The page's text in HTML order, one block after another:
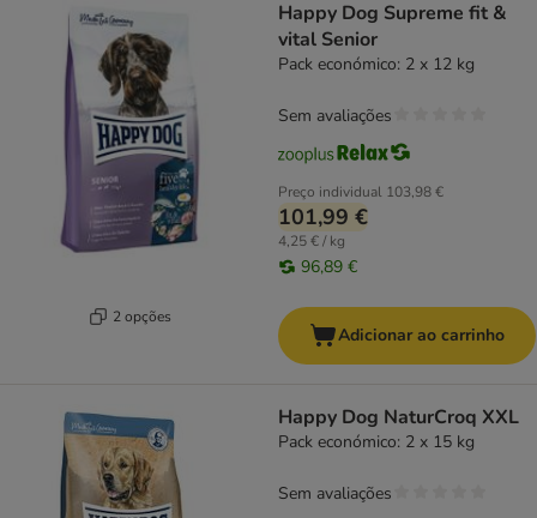
2 opções
Happy Dog Supreme fit &
vital Senior
Pack económico: 2 x 12 kg
Preço individual 103,98 €
101,99 €
4,25 € / kg
96,89 €
Sem avaliações
Adicionar ao carrinho
Happy Dog NaturCroq XXL
Pack económico: 2 x 15 kg
Sem avaliações